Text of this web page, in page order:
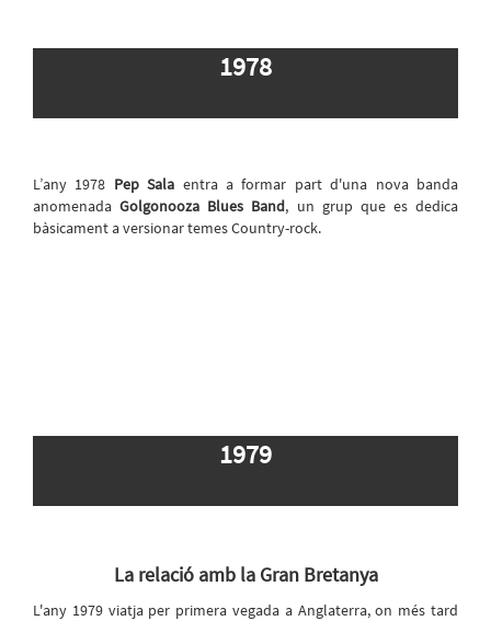
1978
L’any 1978 Pep Sala entra a formar part d'una nova banda
anomenadaGolgonooza Blues Band, un grup que es dedica
bàsicament a versionar temes Country-rock.
1979
La relació amb la Gran Bretanya
L'any 1979 viatja per primera vegada a Anglaterra, on més tard